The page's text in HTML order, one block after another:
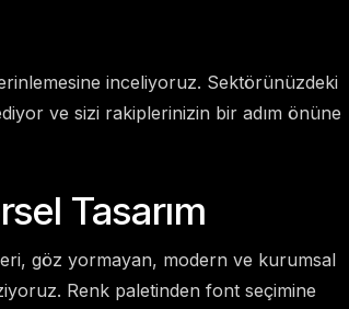
inceliyoruz. Sektörünüzdeki
ve sizi rakiplerinizin bir adım önüne
Tasarım
göz yormayan, modern ve kurumsal
Renk paletinden font seçimine